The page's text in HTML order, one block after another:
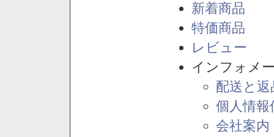
新着商品
特価商品
レビュー
インフォメ
配送と
個人情報
会社案内